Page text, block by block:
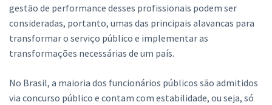
gestão de performance desses profissionais podem ser
consideradas, portanto, umas das principais alavancas para
transformar o serviço público e implementar as
transformações necessárias de um país.
No Brasil, a maioria dos funcionários públicos são admitidos
via concurso público e contam com estabilidade, ou seja, só